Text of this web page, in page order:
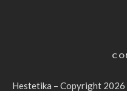
Hestetika – Copyright